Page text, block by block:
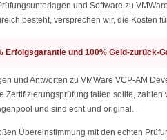
und Software zu
besteht, versprechen wir, die Kosten
Erfolgsgarantie und 100% Geld-zurück-
und Antworten zu VMWare VCP-AM
Zertifizierungsprüfung fallen sollte,
und sind echt und original.
Übereinstimmung mit den echten